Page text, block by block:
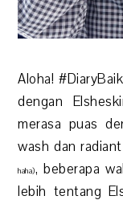
Aloha!
dengan
merasa puas
wash dan
haha), beberapa
lebih tentang